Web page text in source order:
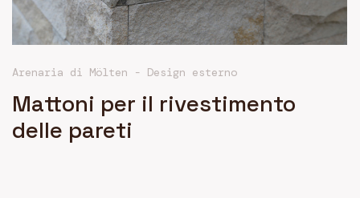
Arenaria di Mölten - Design esterno
Mattoni per il rivestimento
delle pareti